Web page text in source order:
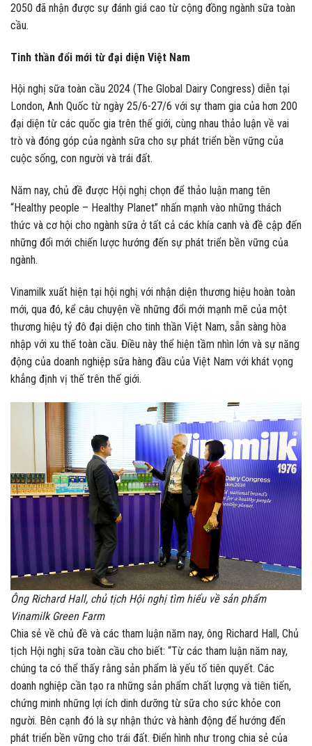
2050 đã nhận được sự đánh giá cao từ cộng đồng ngành sữa toàn
cầu.
Tinh thần đổi mới từ đại diện Việt Nam
Hội nghị sữa toàn cầu 2024 (The Global Dairy Congress) diễn tại
London, Anh Quốc từ ngày 25/6-27/6 với sự tham gia của hơn 200
đại diện từ các quốc gia trên thế giới, cùng nhau thảo luận về vai
trò và đóng góp của ngành sữa cho sự phát triển bền vững của
cuộc sống, con người và trái đất.
Năm nay, chủ đề được Hội nghị chọn để thảo luận mang tên
“Healthy people – Healthy Planet” nhấn mạnh vào những thách
thức và cơ hội cho ngành sữa ở tất cả các khía canh và đề cập đến
những đổi mới chiến lược hướng đến sự phát triển bền vững của
ngành.
Vinamilk xuất hiện tại hội nghị với nhận diện thương hiệu hoàn toàn
mới, qua đó, kể câu chuyện về những đổi mới mạnh mẽ của một
thương hiệu tỷ đô đại diện cho tinh thần Việt Nam, sẵn sàng hòa
nhập với xu thế toàn cầu. Điều này thể hiện tầm nhìn lớn và sự năng
động của doanh nghiệp sữa hàng đầu của Việt Nam với khát vọng
khẳng định vị thế trên thế giới.
Ông Richard Hall, chủ tịch Hội nghị tìm hiểu về sản phẩm
Vinamilk Green Farm
Chia sẻ về chủ đề và các tham luận năm nay, ông Richard Hall, Chủ
tịch Hội nghị sữa toàn cầu cho biết: “Từ các tham luận năm nay,
chúng ta có thể thấy rằng sản phẩm là yếu tố tiên quyết. Các
doanh nghiệp cần tạo ra những sản phẩm chất lượng và tiên tiến,
chứng minh những lợi ích dinh dưỡng từ sữa cho sức khỏe con
người. Bên cạnh đó là sự nhận thức và hành động để hướng đến
phát triển bền vững cho trái đất. Điển hình như trong chia sẻ của